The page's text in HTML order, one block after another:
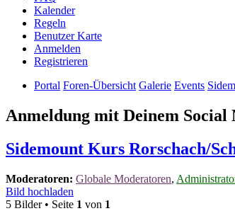
Kalender
Regeln
Benutzer Karte
Anmelden
Registrieren
Portal Foren-Übersicht Galerie Events
Anmeldung mit Deinem Social
Sidemount Kurs Rorschach/
Moderatoren: Globale Moderatoren,
Bild hochladen
5 Bilder • Seite 1 von 1